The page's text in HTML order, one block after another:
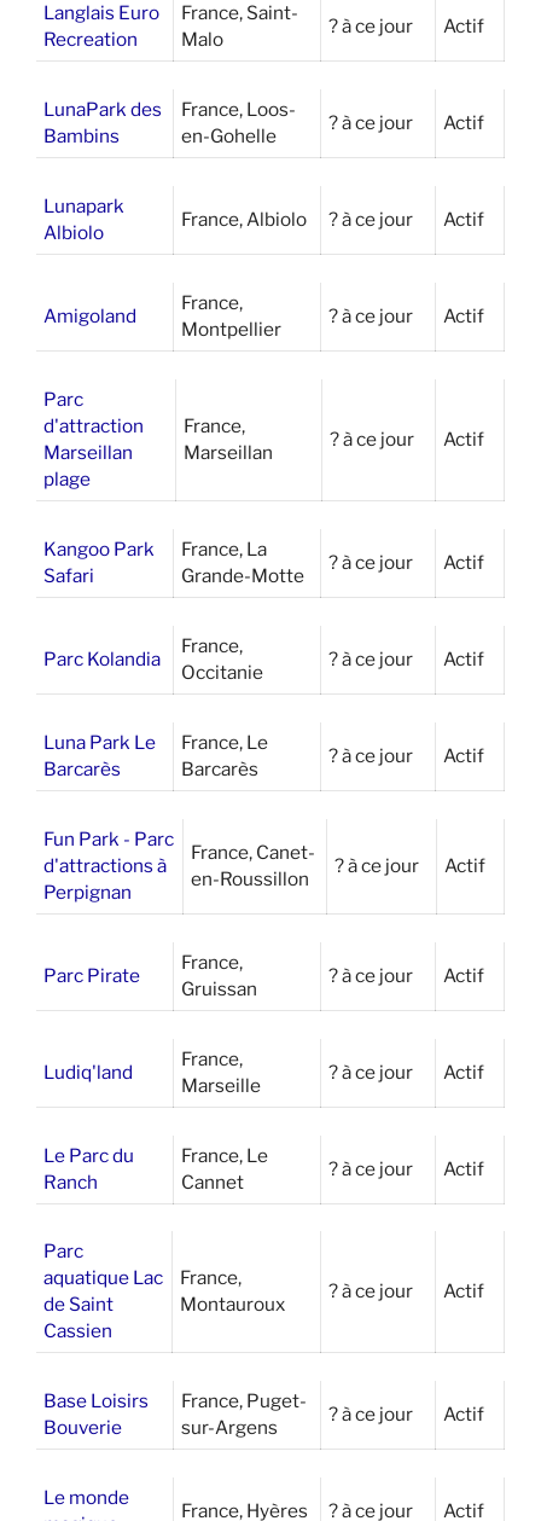
Langlais Euro
Recreation
France, Saint-
Malo
? à ce jour Actif
LunaPark des
Bambins
France, Loos-
en-Gohelle
? à ce jour Actif
Lunapark
Albiolo
France, Albiolo ? à ce jour Actif
Amigoland
France,
Montpellier
? à ce jour Actif
Parc
d'attraction
Marseillan
plage
France,
Marseillan
? à ce jour Actif
Kangoo Park
Safari
France, La
Grande-Motte
? à ce jour Actif
Parc Kolandia
France,
Occitanie
? à ce jour Actif
Luna Park Le
Barcarès
France, Le
Barcarès
? à ce jour Actif
Fun Park - Parc
d'attractions à
Perpignan
France, Canet-
en-Roussillon
? à ce jour Actif
Parc Pirate
France,
Gruissan
? à ce jour Actif
Ludiq'land
France,
Marseille
? à ce jour Actif
Le Parc du
Ranch
France, Le
Cannet
? à ce jour Actif
Parc
aquatique Lac
de Saint
Cassien
France,
Montauroux
? à ce jour Actif
Base Loisirs
Bouverie
France, Puget-
sur-Argens
? à ce jour Actif
Le monde
France, Hyères ? à ce jour Actif